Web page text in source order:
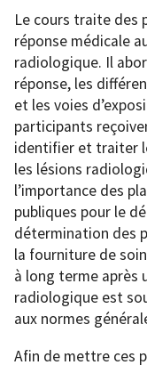
Le cours traite des
réponse médicale
radiologique. Il
réponse, les
et les voies
participants
identifier et traiter
les lésions
l’importance des
publiques pour le
détermination des
la fourniture de
à long terme après
radiologique est
aux normes
Afin de mettre ces